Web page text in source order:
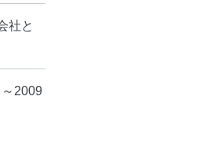
社と
2009